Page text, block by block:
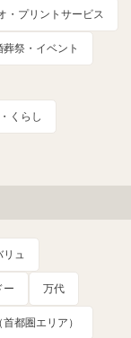
・プリントサービス
葬祭・イベント
くらし
リュ
ー 万代
都圏エリア）